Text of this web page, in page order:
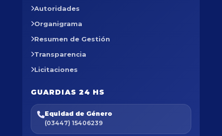
Autoridades
Organigrama
Resumen de Gestión
Transparencia
Licitaciones
GUARDIAS 24 HS
Equidad de Género
(03447) 15406239